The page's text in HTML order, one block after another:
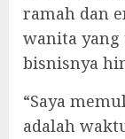
ramah dan
wanita yang
bisnisnya
“Saya
adalah